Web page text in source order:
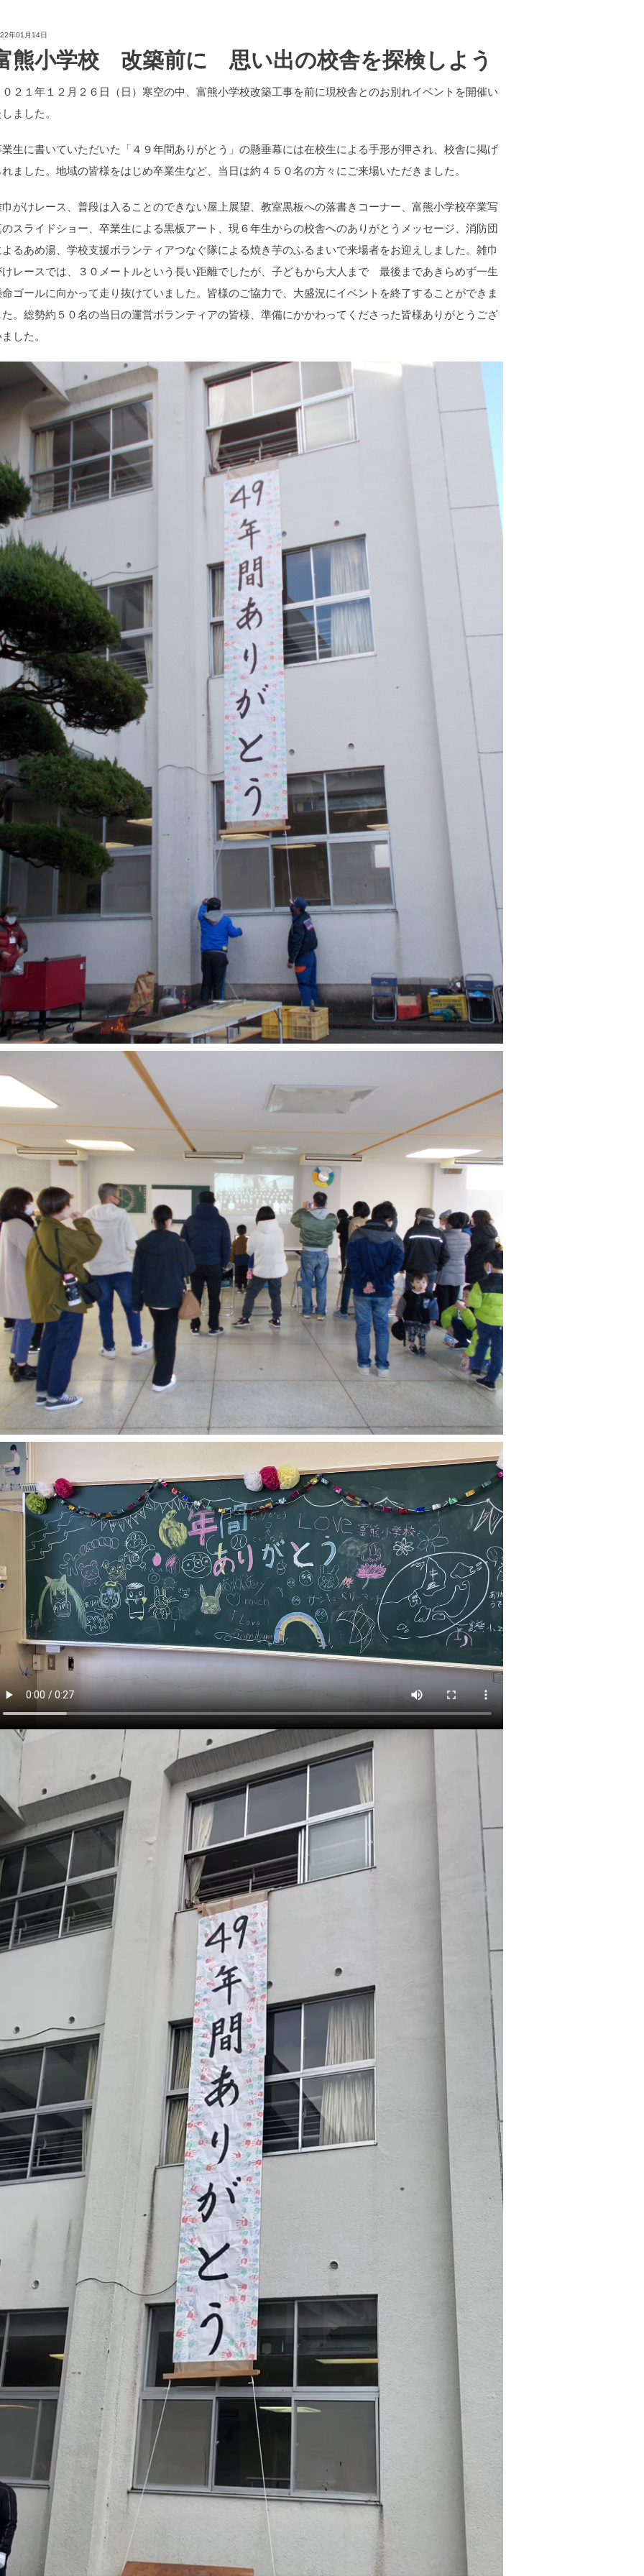
年01月14日
熊小学校 改築前に 思い出の校舎を探検しよう
０２１年１２月２６日（日）寒空の中、富熊小学校改築工事を前に現校舎とのお別れイベントを開催い
ました。
業生に書いていただいた「４９年間ありがとう」の懸垂幕には在校生による手形が押され、校舎に掲げ
れました。地域の皆様をはじめ卒業生など、当日は約４５０名の方々にご来場いただきました。
巾がけレース、普段は入ることのできない屋上展望、教室黒板への落書きコーナー、富熊小学校卒業写
のスライドショー、卒業生による黒板アート、現６年生からの校舎へのありがとうメッセージ、消防団
よるあめ湯、学校支援ボランティアつなぐ隊による焼き芋のふるまいで来場者をお迎えしました。雑巾
けレースでは、３０メートルという長い距離でしたが、子どもから大人まで 最後まであきらめず一生
命ゴールに向かって走り抜けていました。皆様のご協力で、大盛況にイベントを終了することができま
た。総勢約５０名の当日の運営ボランティアの皆様、準備にかかわってくださった皆様ありがとうござ
した。